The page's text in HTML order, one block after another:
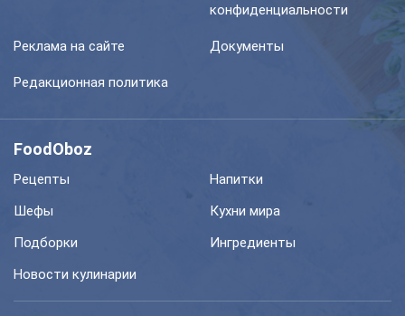
конфиденциальности
Реклама на сайте Документы
Редакционная политика
FoodOboz
Рецепты
Напитки
Шефы
Кухни мира
Подборки
Ингредиенты
Новости кулинарии